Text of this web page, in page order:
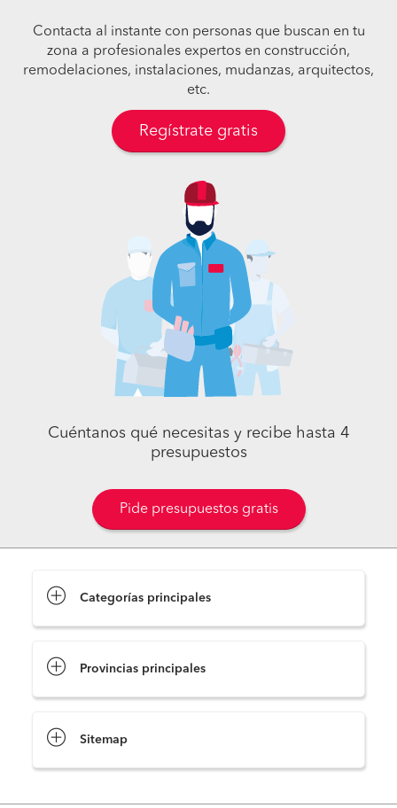
Contacta al instante con personas que buscan en tu
zona a profesionales expertos en construcción,
remodelaciones, instalaciones, mudanzas, arquitectos,
etc.
Regístrate gratis
Cuéntanos qué necesitas y recibe hasta 4
presupuestos
Pide presupuestos gratis
Categorías principales
Provincias principales
Sitemap